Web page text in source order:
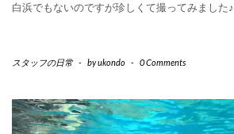
白浜でもないのですが珍しくて撮ってみました♪
スタッフの日常 - byukondo - 0 Comments